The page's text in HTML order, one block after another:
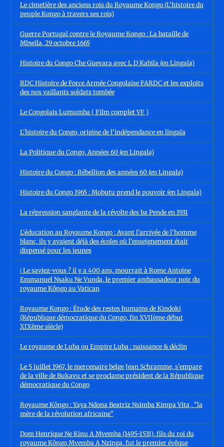
Le cimetière des anciens rois du Royaume Kongo (L'histoire du
peuple Kongo à travers ses rois)
Guerre Portugal contre le Royaume Kongo : La bataille de
Mbwila, 29 octobre 1665
Histoire du Congo Che Guevara avec L D Kabila (en Lingala)
RDC Histoire de Force Armée Congolaise FARDC et les exploits
des nos vaillants soldats tombée
Le Congolais Lumumba ( Film complet VF )
L'histoire du Congo, origine de l'indépendance en lingala
La Politique du Congo, Années 60 (en Lingala)
Histoire du Congo : Rébellion des années 60 (en Lingala)
Histoire du Congo 1965 : Mobutu prend le pouvoir (en Lingala)
La répression sanglante de la révolte des ba Pende en 1931
L'éducation au Royaume Kongo : Avant l'arrivée de l'homme
blanc, ils y avaient déjà des écoles où l'enseignement était
dispensé pour les jeunes
ℹ️ Le saviez-vous ? il y a 400 ans, mourrait à Rome Antoine
Emmanuel Nsaku Ne Vunda, le premier ambassadeur noir du
royaume Kôngo au Vatican
Royaume Kongo : Étude des restes humains de Kindoki
(République démocratique du Congo, fin XVIIème début
XIXème siècle)
Le royaume de Luba ou Empire Luba : naissance & déclin
Le 5 juillet 1967, le mercenaire belge Jean Schramme, s'empare
de la ville de Bukavu et se proclame président de la République
démocratique du Congo
Royaume Kôngo : Yaya Ndona Beatriz Nsimba Kimpa Vita , "la
mère de la révolution africaine"
Dom Henrique Ne Kinu A Mvemba (1495-1531), fils du roi du
royaume Kôngo Mvemba A Nzinga, fut le premier évêque